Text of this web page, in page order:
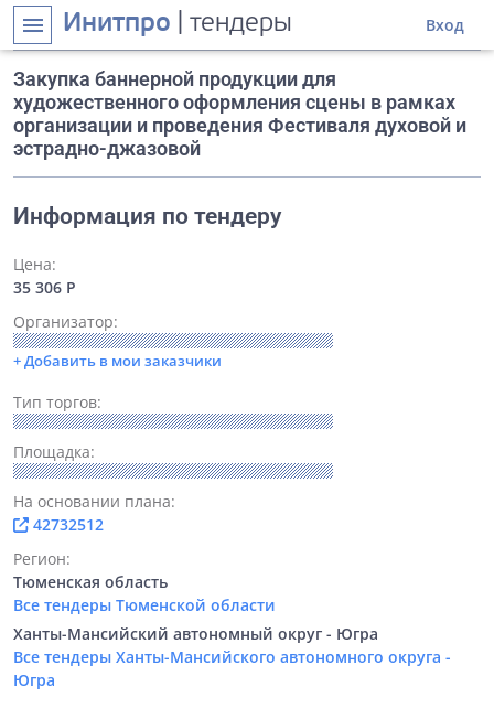
menu Инитпро | тендеры Вход
Закупка баннерной продукции для
художественного оформления сцены в рамках
организации и проведения Фестиваля духовой и
эстрадно-джазовой
Информация по тендеру
Цена:
35 306 Р
Организатор:
+ Добавить в мои заказчики
Тип торгов:
Площадка:
На основании плана:
42732512
Регион:
Тюменская область
Все тендеры Тюменской области
Ханты-Мансийский автономный округ - Югра
Все тендеры Ханты-Мансийского автономного округа -
Югра